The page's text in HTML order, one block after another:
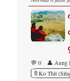
💬 0 👤 Aung
🔖Ko Thit